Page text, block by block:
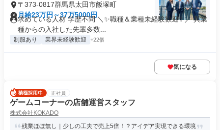
〒373-0817群馬県太田市飯塚町
月給23万円～37万5000円
求めている人材 学歴不問 ＼✨職種＆業種未経験歓迎✨／ 異業
種からの入社した先輩多数...
制服あり 業界未経験歓迎 +22個
気になる
正社員
ゲームコーナーの店舗運営スタッフ
株式会社KOKADO
残業ほぼ無し｜少しの工夫で売上5倍！？アイデア実現できる環境